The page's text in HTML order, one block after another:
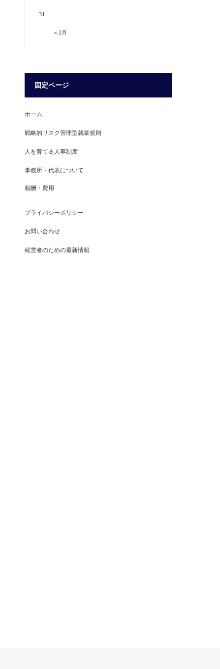
« 2月
31
固定ページ
ホーム
戦略的リスク管理型就業規則
人を育てる人事制度
事務所・代表について
報酬・費用
プライバシーポリシー
お問い合わせ
経営者のための最新情報